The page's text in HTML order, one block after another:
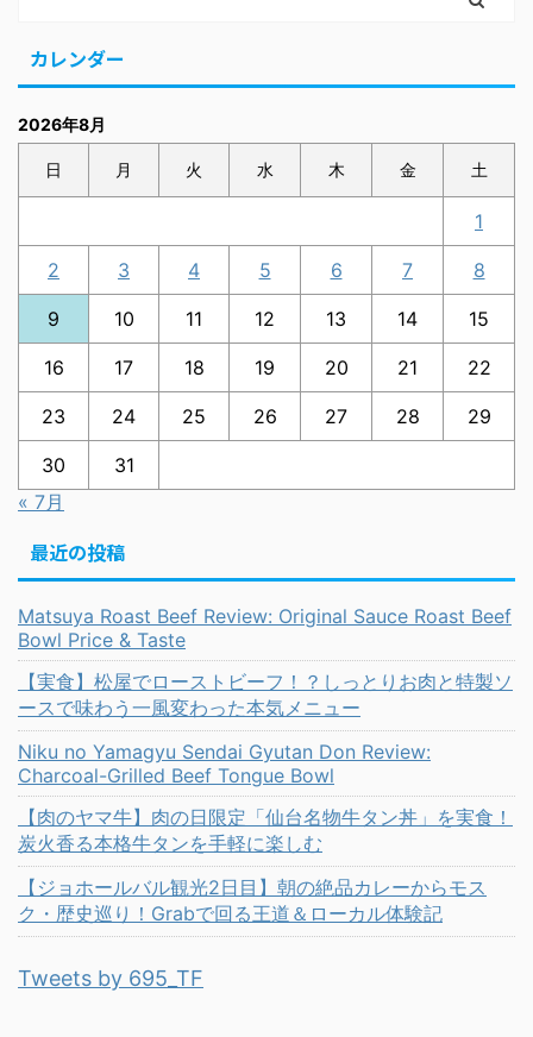
カレンダー
2026年8月
日 月 火 水 木 金 土
1
2 3 4 5 6 7 8
9 10 11 12 13 14 15
16 17 18 19 20 21 22
23 24 25 26 27 28 29
30
31
« 7月
最近の投稿
Matsuya Roast Beef Review: Original Sauce Roast Beef
Bowl Price & Taste
【実食】松屋でローストビーフ！？しっとりお肉と特製ソ
ースで味わう一風変わった本気メニュー
Niku no Yamagyu Sendai Gyutan Don Review:
Charcoal-Grilled Beef Tongue Bowl
【肉のヤマ牛】肉の日限定「仙台名物牛タン丼」を実食！
炭火香る本格牛タンを手軽に楽しむ
【ジョホールバル観光2日目】朝の絶品カレーからモス
ク・歴史巡り！Grabで回る王道＆ローカル体験記
Tweets by 695_TF